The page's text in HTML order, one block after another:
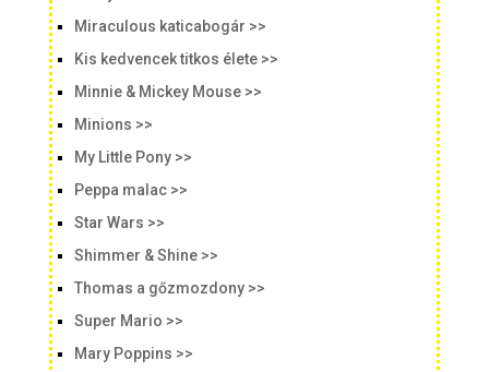
Miraculous katicabogár >>
Kis kedvencek titkos élete >>
Minnie & Mickey Mouse >>
Minions >>
My Little Pony >>
Peppa malac >>
Star Wars >>
Shimmer & Shine >>
Thomas a gőzmozdony >>
Super Mario >>
Mary Poppins >>